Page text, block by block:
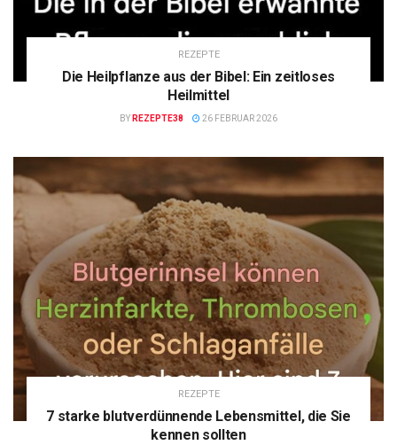
REZEPTE
Die Heilpflanze aus der Bibel: Ein zeitloses
Heilmittel
BY REZEPTE38 26 FEBRUAR 2026
REZEPTE
7 starke blutverdünnende Lebensmittel, die Sie
kennen sollten